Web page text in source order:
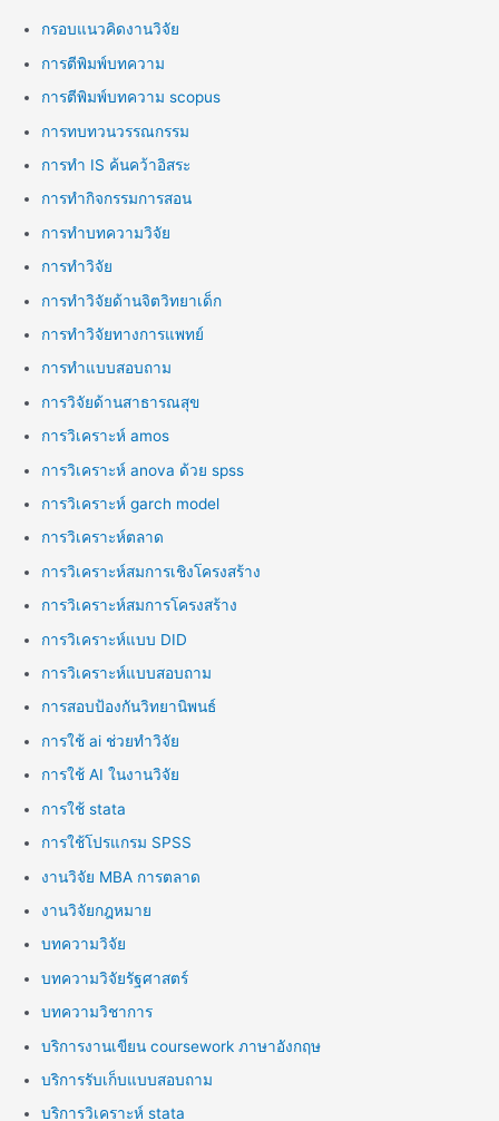
กรอบแนวคิดงานวิจัย
การตีพิมพ์บทความ
การตีพิมพ์บทความ scopus
การทบทวนวรรณกรรม
การทำ IS ค้นคว้าอิสระ
การทำกิจกรรมการสอน
การทำบทความวิจัย
การทำวิจัย
การทำวิจัยด้านจิตวิทยาเด็ก
การทำวิจัยทางการแพทย์
การทำแบบสอบถาม
การวิจัยด้านสาธารณสุข
การวิเคราะห์ amos
การวิเคราะห์ anova ด้วย spss
การวิเคราะห์ garch model
การวิเคราะห์ตลาด
การวิเคราะห์สมการเชิงโครงสร้าง
การวิเคราะห์สมการโครงสร้าง
การวิเคราะห์แบบ DID
การวิเคราะห์แบบสอบถาม
การสอบป้องกันวิทยานิพนธ์
การใช้ ai ช่วยทำวิจัย
การใช้ AI ในงานวิจัย
การใช้ stata
การใช้โปรแกรม SPSS
งานวิจัย MBA การตลาด
งานวิจัยกฎหมาย
บทความวิจัย
บทความวิจัยรัฐศาสตร์
บทความวิชาการ
บริการงานเขียน coursework ภาษาอังกฤษ
บริการรับเก็บแบบสอบถาม
บริการวิเคราะห์ stata